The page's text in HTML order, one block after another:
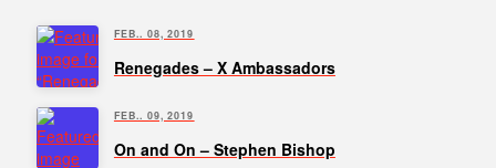
FEB.. 08, 2019
Renegades – X Ambassadors
FEB.. 09, 2019
On and On – Stephen Bishop